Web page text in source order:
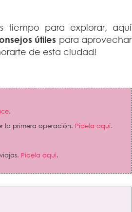
tiempo para explorar, aquí
útiles para aprovechar
de esta ciudad!
.
la primera operación. Pídela aquí.
Pídela aquí.